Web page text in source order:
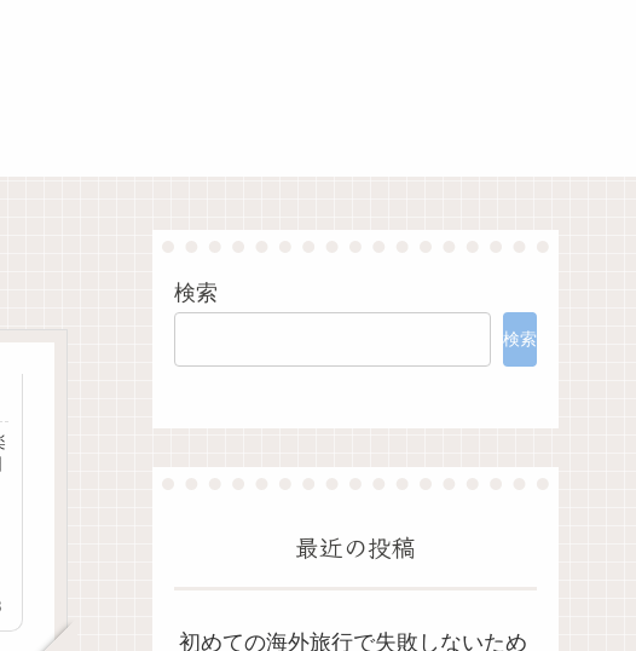
検索
検索
最近の投稿
初めての海外旅行で失敗しないため